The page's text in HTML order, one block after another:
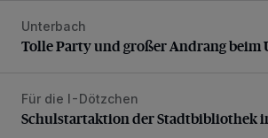
Tolle Party und großer Andrang beim
Unterbach
Tolle Party und großer Andrang beim
Schulstartaktion der Stadtbibliothek in
Für die I-Dötzchen
Schulstartaktion der Stadtbibliothek